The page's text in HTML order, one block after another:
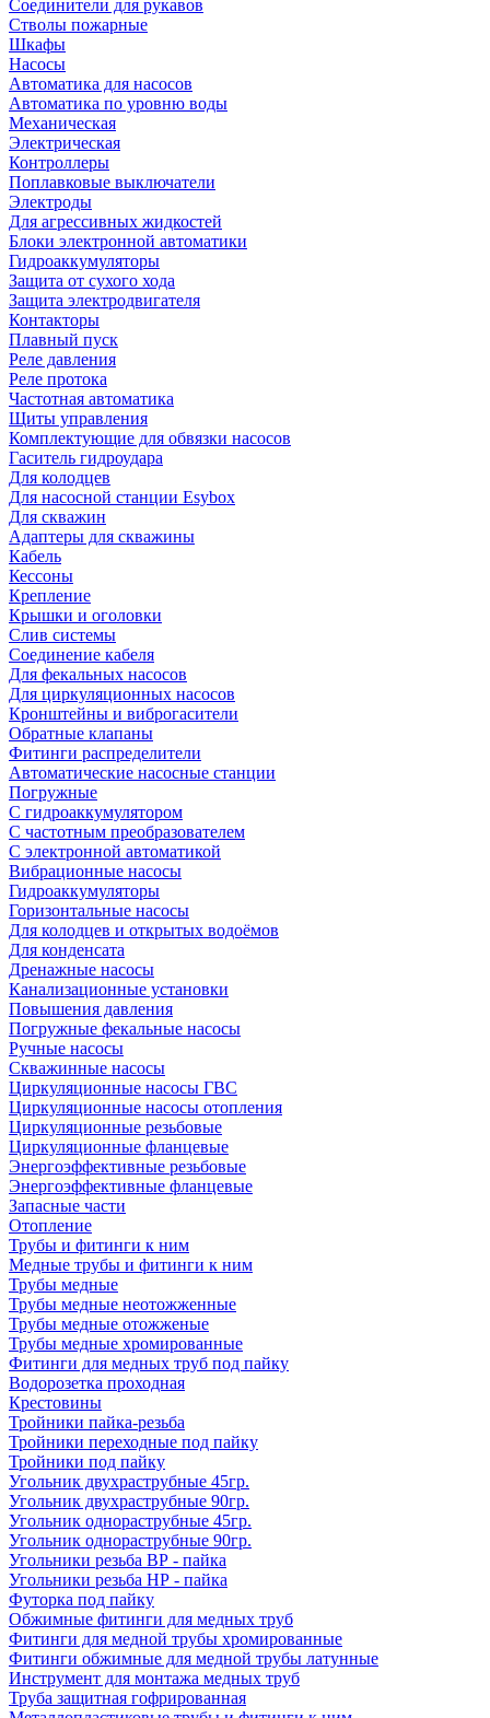
Соединители для рукавов
Стволы пожарные
Шкафы
Насосы
Автоматика для насосов
Автоматика по уровню воды
Механическая
Электрическая
Контроллеры
Поплавковые выключатели
Электроды
Для агрессивных жидкостей
Блоки электронной автоматики
Гидроаккумуляторы
Защита от сухого хода
Защита электродвигателя
Контакторы
Плавный пуск
Реле давления
Реле протока
Частотная автоматика
Щиты управления
Комплектующие для обвязки насосов
Гаситель гидроудара
Для колодцев
Для насосной станции Esybox
Для скважин
Адаптеры для скважины
Кабель
Кессоны
Крепление
Крышки и оголовки
Слив системы
Соединение кабеля
Для фекальных насосов
Для циркуляционных насосов
Кронштейны и виброгасители
Обратные клапаны
Фитинги распределители
Автоматические насосные станции
Погружные
С гидроаккумулятором
С частотным преобразователем
С электронной автоматикой
Вибрационные насосы
Гидроаккумуляторы
Горизонтальные насосы
Для колодцев и открытых водоёмов
Для конденсата
Дренажные насосы
Канализационные установки
Повышения давления
Погружные фекальные насосы
Ручные насосы
Скважинные насосы
Циркуляционные насосы ГВС
Циркуляционные насосы отопления
Циркуляционные резьбовые
Циркуляционные фланцевые
Энергоэффективные резьбовые
Энергоэффективные фланцевые
Запасные части
Отопление
Трубы и фитинги к ним
Медные трубы и фитинги к ним
Трубы медные
Трубы медные неотожженные
Трубы медные отожженые
Трубы медные хромированные
Фитинги для медных труб под пайку
Водорозетка проходная
Крестовины
Тройники пайка-резьба
Тройники переходные под пайку
Тройники под пайку
Угольник двухраструбные 45гр.
Угольник двухраструбные 90гр.
Угольник однораструбные 45гр.
Угольник однораструбные 90гр.
Угольники резьба ВР - пайка
Угольники резьба НР - пайка
Футорка под пайку
Обжимные фитинги для медных труб
Фитинги для медной трубы хромированные
Фитинги обжимные для медной трубы латунные
Инструмент для монтажа медных труб
Труба защитная гофрированная